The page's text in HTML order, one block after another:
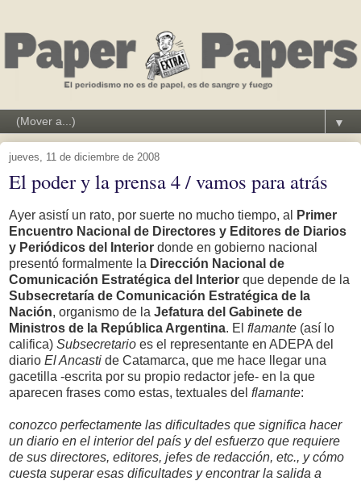
▼
jueves, 11 de diciembre de 2008
El poder y la prensa 4 / vamos para atrás
Ayer asistí un rato, por suerte no mucho tiempo, al
Primer
Encuentro Nacional de Directores y Editores de Diarios
y Periódicos del Interior donde en gobierno nacional
presentó formalmente la Dirección Nacional de
Comunicación Estratégica del Interior que depende de la
Subsecretaría de Comunicación Estratégica de la
Nación, organismo de la Jefatura del Gabinete de
Ministros de la República Argentina. El flamante (así lo
califica) Subsecretario es el representante en ADEPA del
diario El Ancasti de Catamarca, que me hace llegar una
gacetilla -escrita por su propio redactor jefe- en la que
aparecen frases como estas, textuales del flamante:
conozco perfectamente las dificultades que significa hacer
un diario en el interior del país y del esfuerzo que requiere
de sus directores, editores, jefes de redacción, etc., y cómo
cuesta superar esas dificultades y encontrar la salida a